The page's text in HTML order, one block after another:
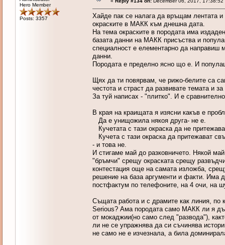
Hero Member
Posts: 3357
Хайде пак се налага да връщам лентата и
окраските в МАКК към днешна дата.
На тема окраските в породата има
базата данни на МАКК присъства и
специалност е елементарно да направиш
данни.
Породата е пределно ясно що е. И
Щях да ти повярвам, че рижо-белите са
честота и страст да развивате темата и
За туй написах - "плитко". И е
В края на краищата я изясни какъв е
Да е унищожила някоя друга- не е.
Кучетата с тази окраска да не
Кучета с тази окраска да притежават
- и това не.
И стигаме май до разковничето. Някой
"бръмчи" срещу окраската срещу
контестация още на самата изложба,
решение на база аргументи и факти. Има
постфактум по телефоните, на 4 очи, на
Същата работа и с драмите как линия, по
Serious? Ама породата само МАКК ли я
от мокаджии(но само след "развода"),
ли не се упражнява да си съчинява
не само не е изчезнала, а била